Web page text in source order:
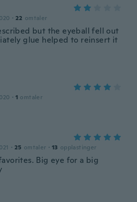
· 22 omtaler
but the eyeball fell out
glue helped to reinsert it
· 1 omtaler
· 25 omtaler · 13 opplastinger
Big eye for a big